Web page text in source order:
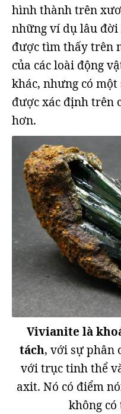
hình thành trên
những ví dụ lâu đời
được tìm thấy trên
của các loài động
khác, nhưng có
được xác định trên
hơn.
Vivianite là
tách, với sự phân
với trục tinh thể
axit. Nó có điểm
không